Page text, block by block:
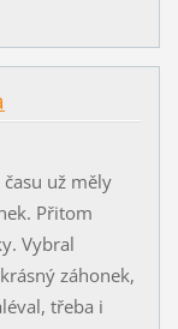
už měly
Přitom
Vybral
záhonek,
třeba i